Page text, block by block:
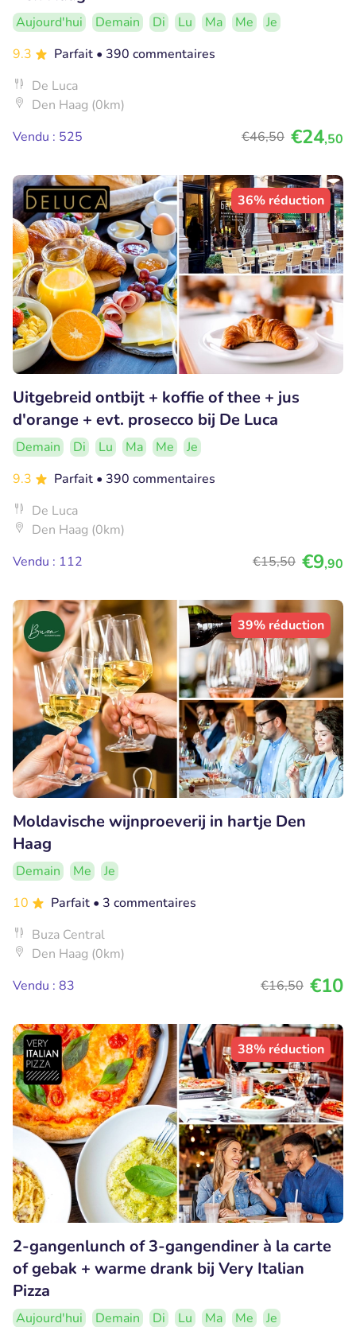
Aujourd'hui Demain Di Lu Ma Me
Je
9.3
Parfait • 390 commentaires
De Luca
Den Haag (0km)
Vendu : 525
€46,50 €24,50
36% réduction
Uitgebreid ontbijt + koffie of thee + jus
d'orange + evt. prosecco bij De Luca
Demain Di Lu Ma Me
Je
9.3
Parfait • 390 commentaires
De Luca
Den Haag (0km)
Vendu : 112
€15,50 €9,90
39% réduction
Moldavische wijnproeverij in hartje Den
Haag
Demain Me
Je
10
Parfait • 3 commentaires
Buza Central
Den Haag (0km)
Vendu : 83
€16,50 €10
38% réduction
2-gangenlunch of 3-gangendiner à la carte
of gebak + warme drank bij Very Italian
Pizza
Aujourd'hui Demain Di Lu Ma Me Je